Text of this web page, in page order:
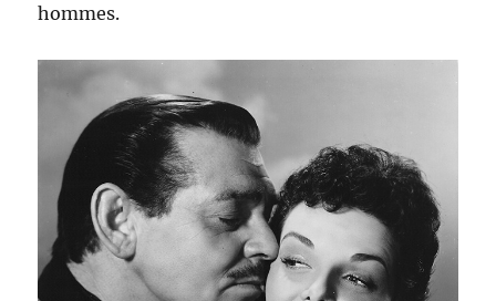
hommes.